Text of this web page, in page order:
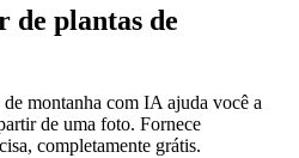
de plantas de
montanha com IA ajuda você a
de uma foto. Fornece
completamente grátis.